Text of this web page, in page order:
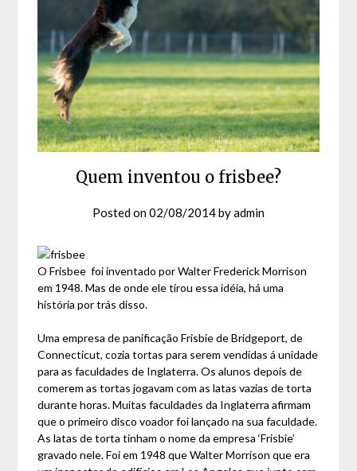
Quem inventou o frisbee?
Posted on02/08/2014byadmin
O Frisbee foi inventado por Walter Frederick Morrison
em 1948. Mas de onde ele tirou essa idéia, há uma
história por trás disso.
Uma empresa de panificação Frisbie de Bridgeport, de
Connecticut, cozia tortas para serem vendidas á unidade
para as faculdades de Inglaterra. Os alunos depois de
comerem as tortas jogavam com as latas vazias de torta
durante horas. Muitas faculdades da Inglaterra afirmam
que o primeiro disco voador foi lançado na sua faculdade.
As latas de torta tinham o nome da empresa ‘Frisbie’
gravado nele. Foi em 1948 que Walter Morrison que era